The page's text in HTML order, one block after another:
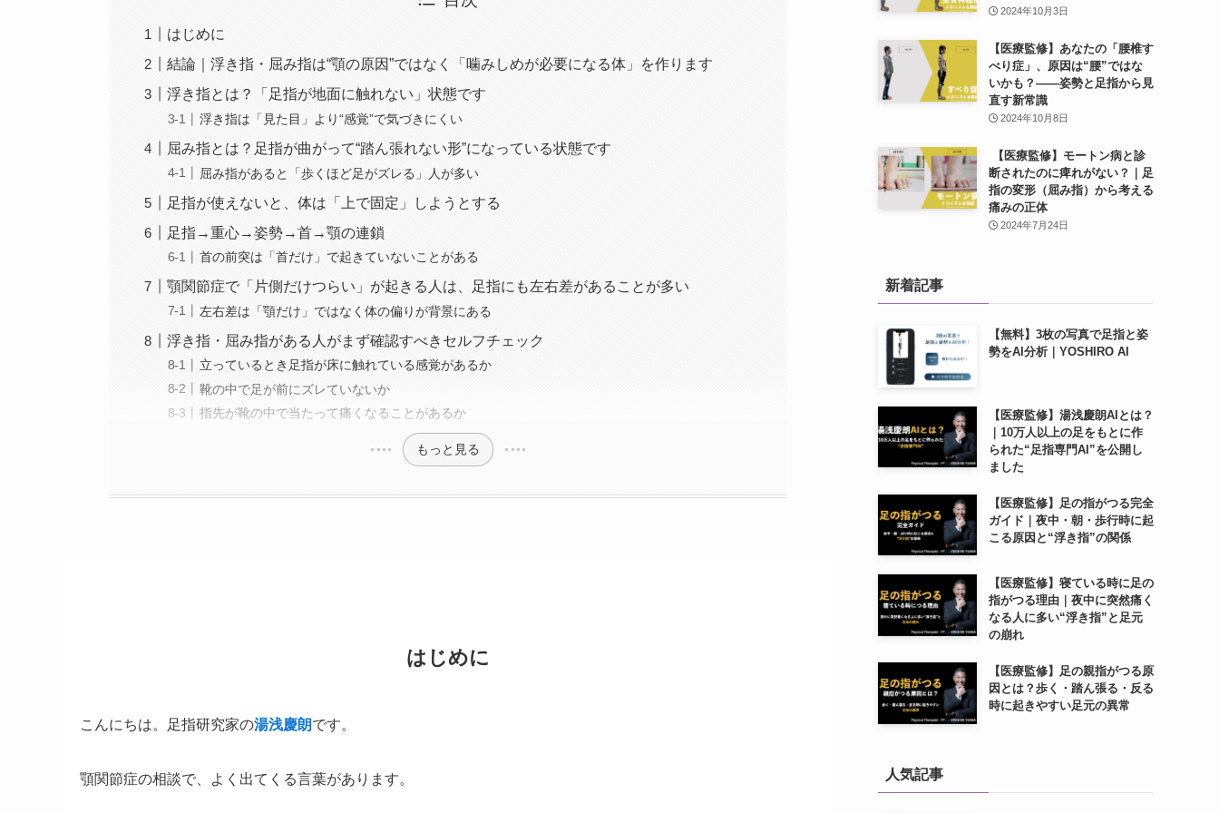
はじめに
結論｜浮き指・屈み指は“顎の原因”ではなく「噛みしめが必要になる体」を作ります
浮き指とは？「足指が地面に触れない」状態です
浮き指は「見た目」より“感覚”で気づきにくい
屈み指とは？足指が曲がって“踏ん張れない形”になっている状態です
屈み指があると「歩くほど足がズレる」人が多い
足指が使えないと、体は「上で固定」しようとする
足指→重心→姿勢→首→顎の連鎖
首の前突は「首だけ」で起きていないことがある
顎関節症で「片側だけつらい」が起きる人は、足指にも左右差があることが多い
左右差は「顎だけ」ではなく体の偏りが背景にある
浮き指・屈み指がある人がまず確認すべきセルフチェック
立っているとき足指が床に触れている感覚があるか
靴の中で足が前にズレていないか
指先が靴の中で当たって痛くなることがあるか
もっと見る
はじめに
こんにちは。足指研究家の湯浅慶朗です。
顎関節症の相談で、よく出てくる言葉があります。
2024年10月3日
【医療監修】あなたの「腰椎す
べり症」、原因は“腰”ではな
いかも？——姿勢と足指から見
直す新常識
2024年10月8日
【医療監修】モートン病と診
断されたのに痺れがない？｜足
指の変形（屈み指）から考える
痛みの正体
2024年7月24日
新着記事
【無料】3枚の写真で足指と姿
勢をAI分析｜YOSHIRO AI
【医療監修】湯浅慶朗AIとは？
｜10万人以上の足をもとに作
られた“足指専門AI”を公開し
ました
【医療監修】足の指がつる完全
ガイド｜夜中・朝・歩行時に起
こる原因と“浮き指”の関係
【医療監修】寝ている時に足の
指がつる理由｜夜中に突然痛く
なる人に多い“浮き指”と足元
の崩れ
【医療監修】足の親指がつる原
因とは？歩く・踏ん張る・反る
時に起きやすい足元の異常
人気記事